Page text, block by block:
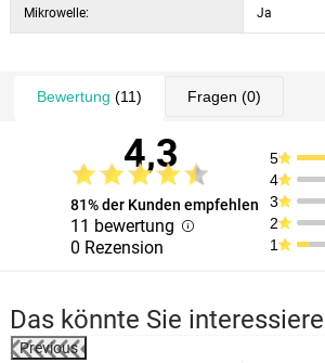
Mikrowelle: Ja
Bewertung (11) Fragen (0)
4,3
81% der Kunden empfehlen
11 bewertung
0 Rezension
5
4
3
2
1
Das könnte Sie
Previous